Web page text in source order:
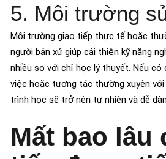
5. Môi trường
Môi trường giao tiếp thực tế hoặc
người bản xứ giúp cải thiện kỹ năng
nhiều so với chỉ học lý thuyết. Nếu có
việc hoặc tương tác thường xuyên
trình học sẽ trở nên tự nhiên và dễ
Mất bao lâu